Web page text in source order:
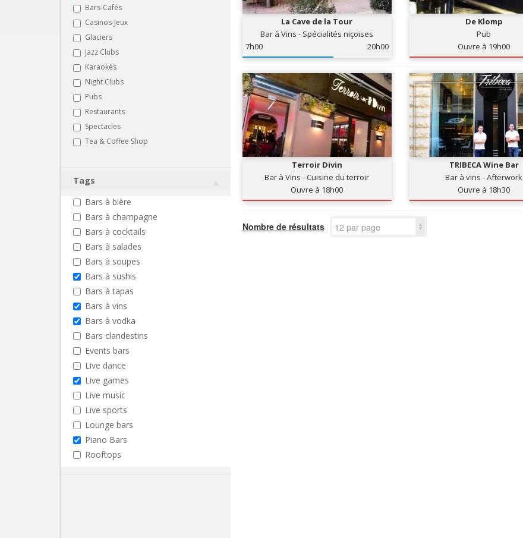
Bars-Cafés
Casinos-Jeux
Glaciers
Jazz Clubs
Karaokés
Night Clubs
Pubs
Restaurants
Spectacles
Tea & Coffee Shop
Tags
Bars à bière
Bars à champagne
Bars à cocktails
Bars à salades
Bars à soupes
Bars à sushis
Bars à tapas
Bars à vins
Bars à vodka
Bars clandestins
Events bars
Live dance
Live games
Live music
Live sports
Lounge bars
Piano Bars
Rooftops
La Cave de la Tour
Bar à Vins - Spécialités niçoises
7h00
20h00
De Klomp
Pub
Ouvre à 19h00
Terroir Divin
Bar à Vins - Cuisine du terroir
Ouvre à 18h00
TRIBECA Wine Bar
Bar à vins - Afterwork
Ouvre à 18h30
Nombre de résultats 12 par page